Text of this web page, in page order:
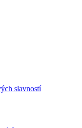
slavností